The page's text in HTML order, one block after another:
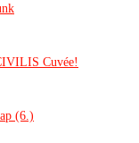
Cuvée!
(6.)